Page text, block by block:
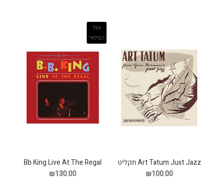
Art Tatum Just Jazz תקליט
₪100.00
אזל
המלאי
Bb King Live At The Regal
תקליט
₪130.00